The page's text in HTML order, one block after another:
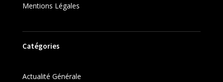
Mentions Légales
Catégories
Actualité Générale